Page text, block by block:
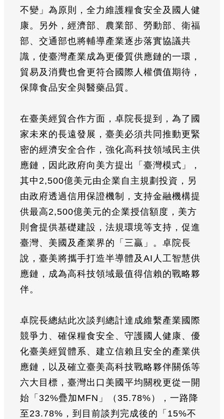
不變」為原則，全力維護糧食安全及國人健
康。另外，經濟部、農業部、勞動部、衛福
部、交通部也將輔導產業逐步落實協議共
識，使臺灣產業成為更優質供應鏈的一環，
貿易及消費也會更符合國際人權價值期待，
保障食品安全與醫藥品質。
在臺美經貿合作方面，卓院長提到，為了國
家未來的長遠發展，臺美必須共同推動更緊
密的經濟安全合作，強化高科技領域民主供
應鏈，因此政府向美方提出「臺灣模式」，
其中2,500億美元由企業自主規劃投資，另
由政府透過信用保證機制，支持金融機構提
供最高2,500億美元的企業授信額度，美方
則會提供基礎建設，法規環境等支持，促進
臺灣、美國及產業界的「三贏」。卓院長
說，臺美將攜手打造半導體及AI人工智慧供
應鏈，成為高科技領域最值得信賴的戰略夥
伴。
卓院長總結此次談判總計達成維繫產業國際
競爭力、確保糧食安全、守護國人健康、優
化臺美經貿體系、建立信賴且安全的產業供
應鏈，以及確立臺美高科技戰略夥伴關係等
六大目標，臺灣出口美國平均關稅更從一開
始「32%疊加MFN」（35.78%），一路降
至23.78%，到目前談判完成後的「15%不